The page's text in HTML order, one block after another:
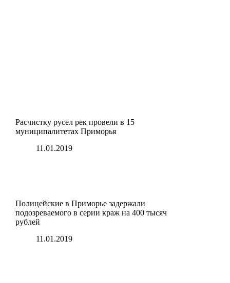
Расчистку русел рек провели в 15
муниципалитетах Приморья
11.01.2019
Полицейские в Приморье задержали
подозреваемого в серии краж на 400 тысяч
рублей
11.01.2019